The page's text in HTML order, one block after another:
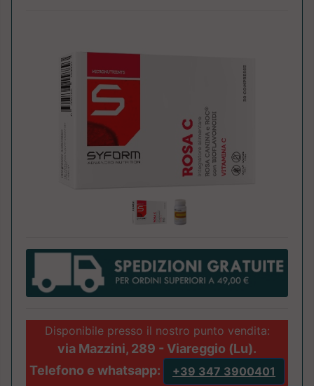
Disponibile presso il nostro punto vendita:
via Mazzini, 289 - Viareggio (Lu).
Telefono e whatsapp:
+39 347 3900401